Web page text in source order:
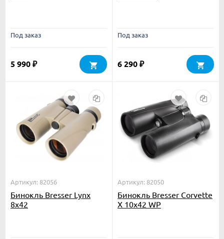
Под заказ
5 990 ₽
Под заказ
6 290 ₽
Артикул: 82056
Бинокль Bresser Lynx
8x42
Артикул: 82050
Бинокль Bresser Corvette
X 10x42 WP